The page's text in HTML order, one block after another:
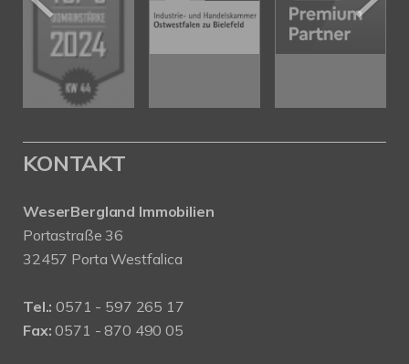
KONTAKT
WeserBergland Immobilien
Portastraße 36
32457 Porta Westfalica
Tel.: 0571 - 597 265 17
Fax: 0571 - 870 490 05